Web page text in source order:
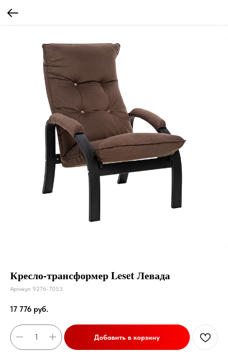
Кресло-трансформер Leset Левада
Артикул: 9276-7053
17 776 руб.
Добавить в корзину